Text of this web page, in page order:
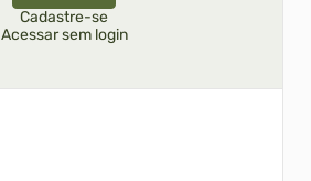
Cadastre-se
Acessar sem login